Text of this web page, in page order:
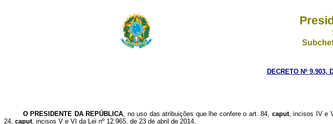
DECRETO Nº 9.903,
O PRESIDENTE DA REPÚBLICA, no uso das atribuições que lhe confere o art. 84, caput, incisos IV e
24, caput, incisos V e VI da Lei nº 12.965, de 23 de abril de 2014,